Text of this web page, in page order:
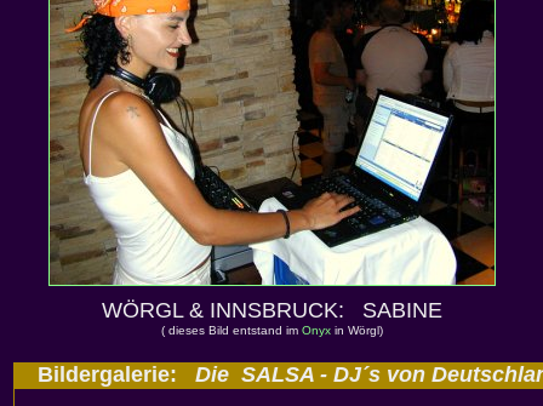
WÖRGL & INNSBRUCK: SABINE
( dieses Bild entstand im Onyxin Wörgl)
Bildergalerie: Die SALSA - DJ´s von